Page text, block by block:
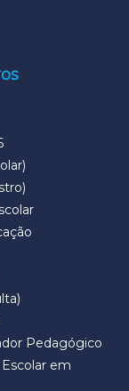
Pedagógico
em